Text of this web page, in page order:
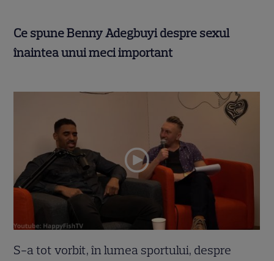
Ce spune Benny Adegbuyi despre sexul
înaintea unui meci important
S-a tot vorbit, în lumea sportului, despre